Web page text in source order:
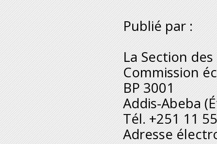
Publié par :
La Section
Commission
BP 3001
Addis-Abeba
Tél. +251 11
Adresse